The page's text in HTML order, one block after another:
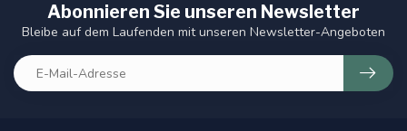
Abonnieren Sie unseren Newsletter
Bleibe auf dem Laufenden mit unseren Newsletter-Angeboten